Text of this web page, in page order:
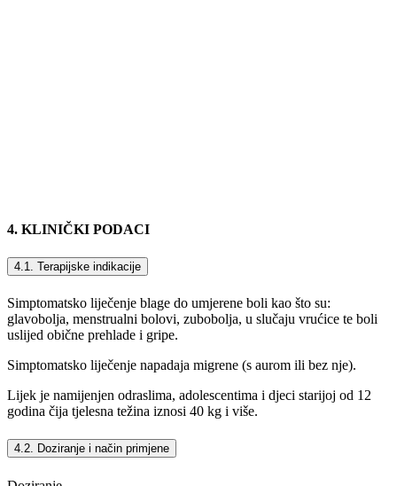
4. KLINIČKI PODACI
4.1. Terapijske indikacije
Simptomatsko liječenje blage do umjerene boli kao što su:
glavobolja, menstrualni bolovi, zubobolja, u slučaju vrućice te boli
uslijed obične prehlade i gripe.
Simptomatsko liječenje napadaja migrene (s aurom ili bez nje).
Lijek je namijenjen odraslima, adolescentima i djeci starijoj od 12
godina čija tjelesna težina iznosi 40 kg i više.
4.2. Doziranje i način primjene